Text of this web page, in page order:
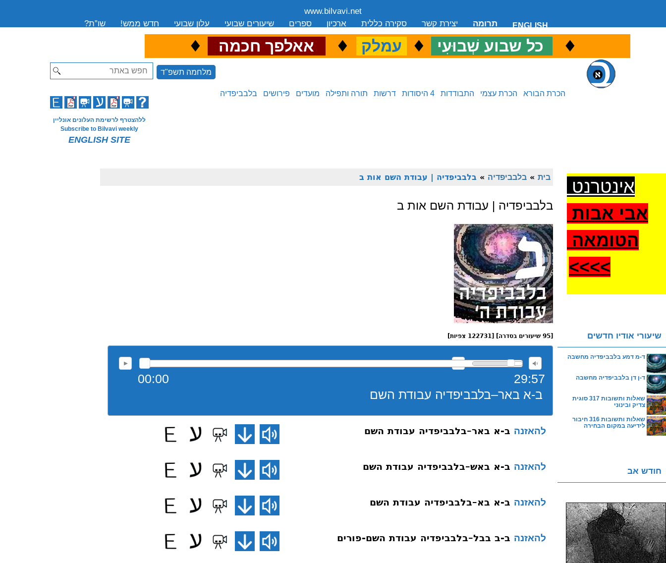
www.bilvavi.net
שו”ת?
חדש ממש! עלון שבועי שיעורים שבועי ספרים ארכיון סקירה כללית יצירת קשר תרומה ENGLISH
♦ כל שבוע שְׁבוּעִי ♦ עמלק ♦ אאלפך חכמה ♦
Search
מלחמה תשפ"ד
הכרת הבורא הכרת עצמי התבודדות 4 היסודות דרשות תורה ותפילה מועדים פירושים בלבביפדיה
ללהצטרף לרשימת העלונים אונליין
Subscribe to Bilvavi weekly
ENGLISH SITE
בית »בלבביפדיה » בלבביפדיה | עבודת השם אות ב
בלבביפדיה | עבודת השם אות ב
[95 שיעורים בסדרה] [122731 צפיות]
00:00
29:57
ב-א באר–בלבביפדיה עבודת השם
להאזנה ב-א באר–בלבביפדיה עבודת השם
להאזנה ב-א באש–בלבביפדיה עבודת השם
להאזנה ב-א בא–בלבביפדיה עבודת השם
להאזנה ב-ב בבל–בלבביפדיה עבודת השם-פורים
אינטרנט
אבי אבות
הטומאה
>>>
>
שיעורי אודיו חדשים
ד-מ דמע בלבביפדיה מחשבה
ד-ן דן בלבביפדיה מחשבה
שאלות ותשובות 317 סוגית
צדיק ובינוני
שאלות ותשובות 316 חיבור
לידיעה במקום הבחירה
חודש אב